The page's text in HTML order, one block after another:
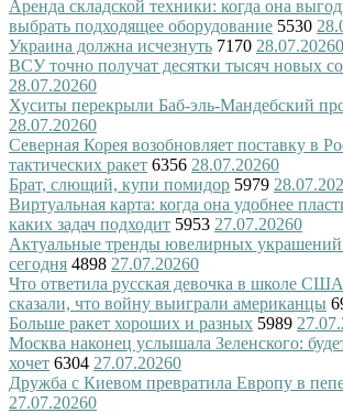
Аренда складской техники: когда она
выбрать подходящее оборудование 5530
Украина должна исчезнуть 7170 28.07.20260
ВСУ точно получат десятки тысяч новых
28.07.20260
Хуситы перекрыли Баб-эль-Мандебский
28.07.20260
Северная Корея возобновляет поставку в
тактических ракет 6356 28.07.20260
Брат, слющий, купи помидор 5979
Виртуальная карта: когда она удобнее
каких задач подходит 5953 27.07.20260
Актуальные тренды ювелирных
сегодня 4898 27.07.20260
Что ответила русская девочка в школе
сказали, что войну выиграли американцы
Больше ракет хороших и разных 5989
Москва наконец услышала Зеленского:
хочет 6304 27.07.20260
Дружба с Киевом превратила Европу в
27.07.20260